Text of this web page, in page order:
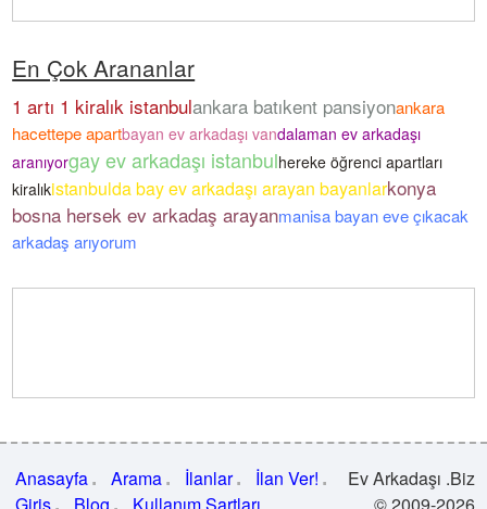
En Çok Arananlar
1 artı 1 kiralık istanbulankara batıkent pansiyonankara
hacettepe apartbayan ev arkadaşı vandalaman ev arkadaşı
aranıyorgay ev arkadaşı istanbulhereke öğrenci apartları
kiralıkistanbulda bay ev arkadaşı arayan bayanlarkonya
bosna hersek ev arkadaş arayanmanisa bayan eve çıkacak
arkadaş arıyorum
Anasayfa Arama İlanlar
İlan Ver!
Ev Arkadaşı .Biz